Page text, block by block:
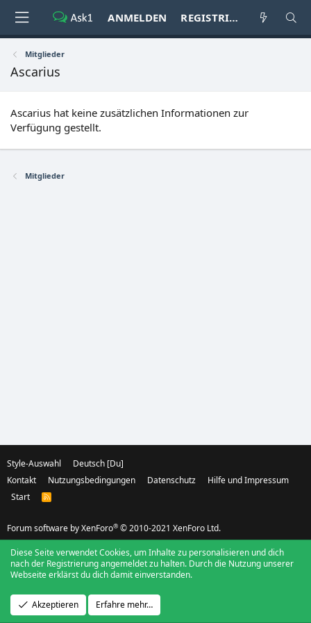
ANMELDEN REGISTRIEREN
Mitglieder
Ascarius
Ascarius hat keine zusätzlichen Informationen zur
Verfügung gestellt.
Mitglieder
Style-Auswahl
Deutsch [Du]
Kontakt
Nutzungsbedingungen Datenschutz
Hilfe und Impressum
Start
R
S
Forum software by XenForo® © 2010-2021 XenForo Ltd.
Diese Seite verwendet Cookies, um Inhalte zu personalisieren und dich
nach der Registrierung angemeldet zu halten. Durch die Nutzung unserer
Webseite erklärst du dich damit einverstanden.
Akzeptieren Erfahre mehr…